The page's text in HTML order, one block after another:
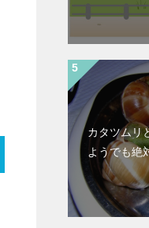
カタツムリ
ようでも絶